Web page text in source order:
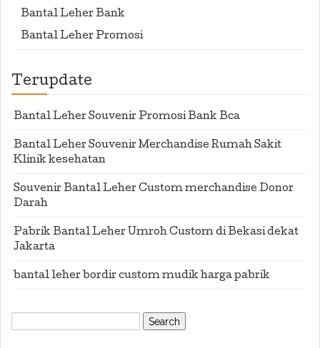
Bantal Leher Bank
Bantal Leher Promosi
Terupdate
Bantal Leher Souvenir Promosi Bank Bca
Bantal Leher Souvenir Merchandise Rumah Sakit
Klinik kesehatan
Souvenir Bantal Leher Custom merchandise Donor
Darah
Pabrik Bantal Leher Umroh Custom di Bekasi dekat
Jakarta
bantal leher bordir custom mudik harga pabrik
Search
for: